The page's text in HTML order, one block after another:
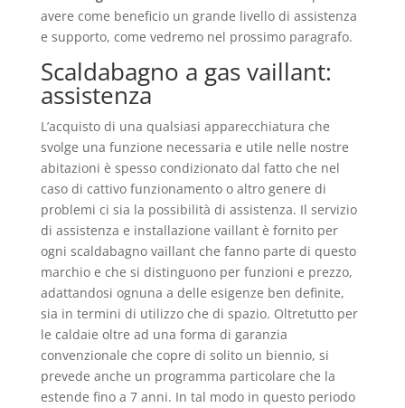
avere come beneficio un grande livello di assistenza
e supporto, come vedremo nel prossimo paragrafo.
Scaldabagno a gas vaillant:
assistenza
L’acquisto di una qualsiasi apparecchiatura che
svolge una funzione necessaria e utile nelle nostre
abitazioni è spesso condizionato dal fatto che nel
caso di cattivo funzionamento o altro genere di
problemi ci sia la possibilità di assistenza. Il servizio
di assistenza e installazione vaillant è fornito per
ogni scaldabagno vaillant che fanno parte di questo
marchio e che si distinguono per funzioni e prezzo,
adattandosi ognuna a delle esigenze ben definite,
sia in termini di utilizzo che di spazio. Oltretutto per
le caldaie oltre ad una forma di garanzia
convenzionale che copre di solito un biennio, si
prevede anche un programma particolare che la
estende fino a 7 anni. In tal modo in questo periodo